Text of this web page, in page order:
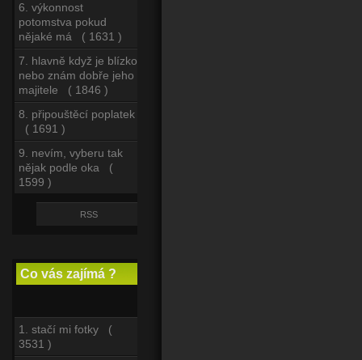
6. výkonnost
potomstva pokud
nějaké má ( 1631 )
7. hlavně když je blízko
nebo znám dobře jeho
majitele ( 1846 )
8. připouštěcí poplatek
( 1691 )
9. nevím, vyberu tak
nějak podle oka (
1599 )
RSS
Co vás zajímá ?
1. stačí mi fotky (
3531 )